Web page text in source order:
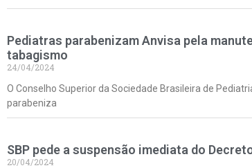
Pediatras parabenizam Anvisa pela
tabagismo
24/04/2024
O Conselho Superior da Sociedade Brasileira de
parabeniza
SBP pede a suspensão imediata do
20/04/2024